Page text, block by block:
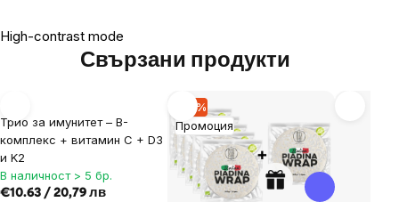
High-contrast mode
Свързани продукти
Трио за имунитет – B-
комплекс + витамин C + D3
и K2
В наличност > 5 бр.
€10.63 / 20,79 лв
Промоция
-17 %